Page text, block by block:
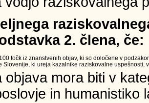
2. člena, če:
točk iz znanstvenih objav, ki so določene v
Slovenije, ki ureja kazalnike raziskovalne uspešnosti,
objava mora biti v
in humanistiko